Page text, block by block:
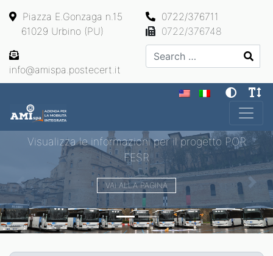
Piazza E.Gonzaga n.15
61029 Urbino (PU)
0722/376711
0722/376748
info@amispa.postecert.it
Search
Main Navigation
Visualizza le informazioni per il progetto POR
FESR
VAI ALLA PAGINA
Previous Next